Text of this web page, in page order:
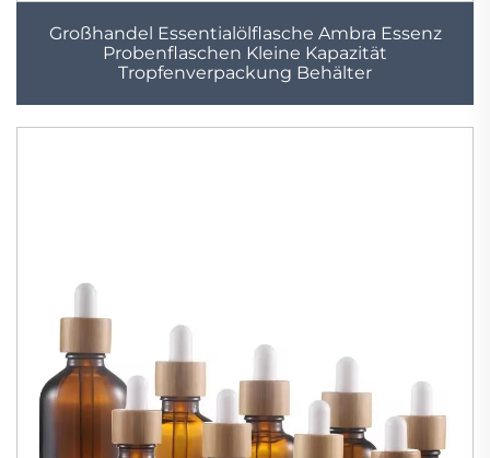
Großhandel Essentialölflasche Ambra Essenz
Probenflaschen Kleine Kapazität
Tropfenverpackung Behälter